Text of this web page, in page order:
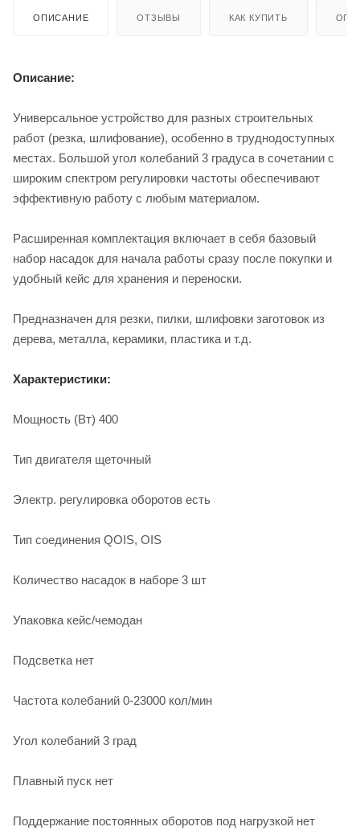
ОПИСАНИЕ ОТЗЫВЫ КАК КУПИТЬ
Описание:
Универсальное устройство для разных строительных
работ (резка, шлифование), особенно в труднодоступных
местах. Большой угол колебаний 3 градуса в сочетании с
широким спектром регулировки частоты обеспечивают
эффективную работу с любым материалом.
Расширенная комплектация включает в себя базовый
набор насадок для начала работы сразу после покупки и
удобный кейс для хранения и переноски.
Предназначен для резки, пилки, шлифовки заготовок из
дерева, металла, керамики, пластика и т.д.
Характеристики:
Мощность (Вт) 400
Тип двигателя щеточный
Электр. регулировка оборотов есть
Тип соединения QOIS, OIS
Количество насадок в наборе 3 шт
Упаковка кейс/чемодан
Подсветка нет
Частота колебаний 0-23000 кол/мин
Угол колебаний 3 град
Плавный пуск нет
Поддержание постоянных оборотов под нагрузкой нет